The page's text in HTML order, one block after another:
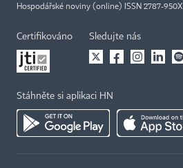
Hospodářské noviny (online) ISSN 2787-950X
Certifikováno Sledujte nás
Stáhněte si aplikaci HN